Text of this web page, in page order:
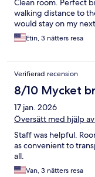
Clean room. Perfect
walking distance to
would stay on my
Etin, 3 nätters resa
Verifierad recension
8/10 Mycket
17 jan. 2026
Översätt med hjälp
Staff was helpful.
as convenient to
all.
Van, 3 nätters resa